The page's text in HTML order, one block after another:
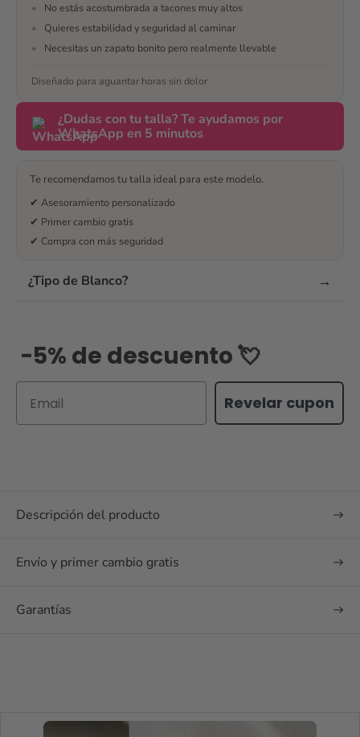
dudas, me ayudaron
en todo momento a
escojer y finalmente
arrepiento y son los
mejores zapatos que
podía tener para mi
boda 🥰 maravillosos
las opiniones? Envía
•
No estás acostumbrada a tacones muy altos
•
Quieres estabilidad y seguridad al caminar
•
Necesitas un zapato bonito pero realmente llevable
Diseñado para aguantar horas sin dolor
¿Dudas con tu talla? Te ayudamos por
WhatsApp en 5 minutos
Te recomendamos tu talla ideal para este modelo.
✔ Asesoramiento personalizado
✔ Primer cambio gratis
✔ Compra con más seguridad
¿Tipo de Blanco? →
-5% de descuento 💘
Revelar cupon
Descripción del producto
Envío y primer cambio gratis
Garantías